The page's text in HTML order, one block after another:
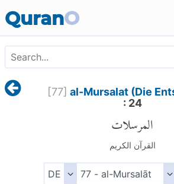
QuranO
[77] al-Mursalat (Die
: 24
المرسلات
القرآن الكريم